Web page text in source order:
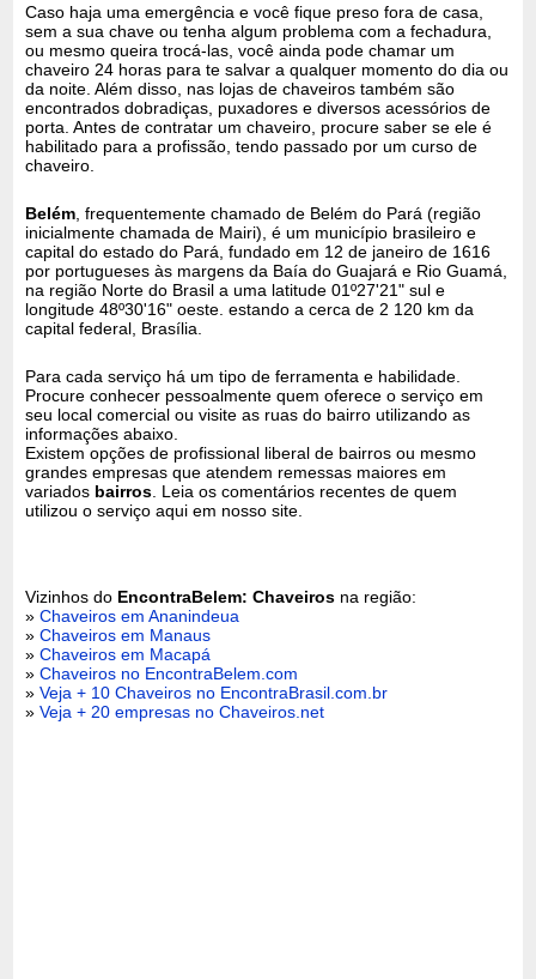
Caso haja uma emergência e você fique preso fora de casa,
sem a sua chave ou tenha algum problema com a fechadura,
ou mesmo queira trocá-las, você ainda pode chamar um
chaveiro 24 horas para te salvar a qualquer momento do dia ou
da noite. Além disso, nas lojas de chaveiros também são
encontrados dobradiças, puxadores e diversos acessórios de
porta. Antes de contratar um chaveiro, procure saber se ele é
habilitado para a profissão, tendo passado por um curso de
chaveiro.
Belém , frequentemente chamado de Belém do Pará (região
inicialmente chamada de Mairi), é um município brasileiro e
capital do estado do Pará, fundado em 12 de janeiro de 1616
por portugueses às margens da Baía do Guajará e Rio Guamá,
na região Norte do Brasil a uma latitude 01º27'21" sul e
longitude 48º30'16" oeste. estando a cerca de 2 120 km da
capital federal, Brasília.
Para cada serviço há um tipo de ferramenta e habilidade.
Procure conhecer pessoalmente quem oferece o serviço em
seu local comercial ou visite as ruas do bairro utilizando as
informações abaixo.
Existem opções de profissional liberal de bairros ou mesmo
grandes empresas que atendem remessas maiores em
variados bairros . Leia os comentários recentes de quem
utilizou o serviço aqui em nosso site.
Vizinhos do EncontraBelem: Chaveiros na região:
»Chaveiros em Ananindeua
»Chaveiros em Manaus
»Chaveiros em Macapá
»Chaveiros no EncontraBelem.com
»Veja + 10 Chaveiros no EncontraBrasil.com.br
»Veja + 20 empresas no Chaveiros.net